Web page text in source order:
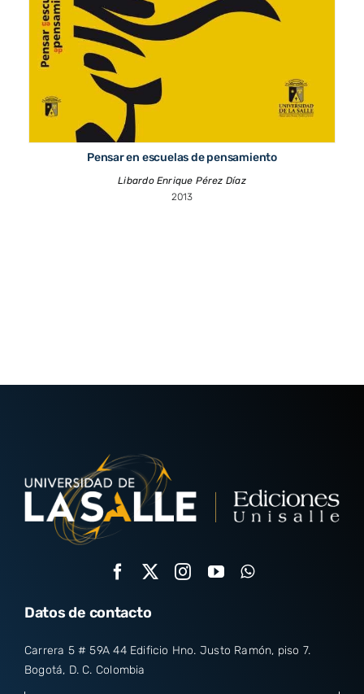
Pensar en escuelas de pensamiento
Libardo Enrique Pérez Díaz
2013
Datos de contacto
Carrera 5 # 59A 44 Edificio Hno. Justo Ramón, piso 7.
Bogotá, D. C. Colombia